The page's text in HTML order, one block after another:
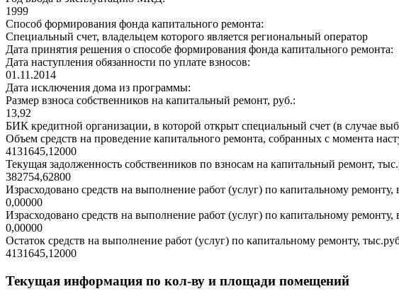
1999
Способ формирования фонда капитального ремонта:
Специальный счет, владельцем которого является региональный оператор
Дата принятия решения о способе формирования фонда капитального ремонта:
Дата наступления обязанности по уплате взносов:
01.11.2014
Дата исключения дома из программы:
Размер взноса собственников на капитальный ремонт, руб.:
13,92
БИК кредитной организации, в которой открыт специальный счет (в случае
Объем средств на проведение капитального ремонта, собранных с момента
4131645,12000
Текущая задолженность собственников по взносам на капитальный ремонт,
382754,62800
Израсходовано средств на выполнение работ (услуг) по капитальному ремонту,
0,00000
Израсходовано средств на выполнение работ (услуг) по капитальному
0,00000
Остаток средств на выполнение работ (услуг) по капитальному ремонту,
4131645,12000
Текущая информация по кол-ву и площади помещений